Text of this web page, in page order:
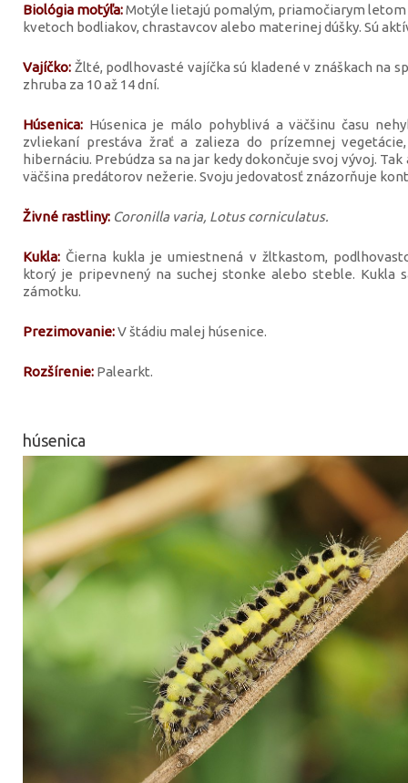
Biológia motýľa:Motýle lietajú pomalým, priamočiarym letom
kvetoch bodliakov, chrastavcov alebo materinej dúšky. Sú
Vajíčko: Žlté, podlhovasté vajíčka sú kladené v znáškach na
zhruba za 10 až 14 dní.
Húsenica: Húsenica je málo pohyblivá a väčšinu času
zvliekaní prestáva žrať a zalieza do prízemnej
hibernáciu. Prebúdza sa na jar kedy dokončuje svoj vývoj.
väčšina predátorov nežerie. Svoju jedovatosť znázorňuje
Živné rastliny: Coronilla varia, Lotus corniculatus.
Kukla: Čierna kukla je umiestnená v žltkastom,
ktorý je pripevnený na suchej stonke alebo steble. Kukla
zámotku.
Prezimovanie:V štádiu malej húsenice.
Rozšírenie: Palearkt.
húsenica